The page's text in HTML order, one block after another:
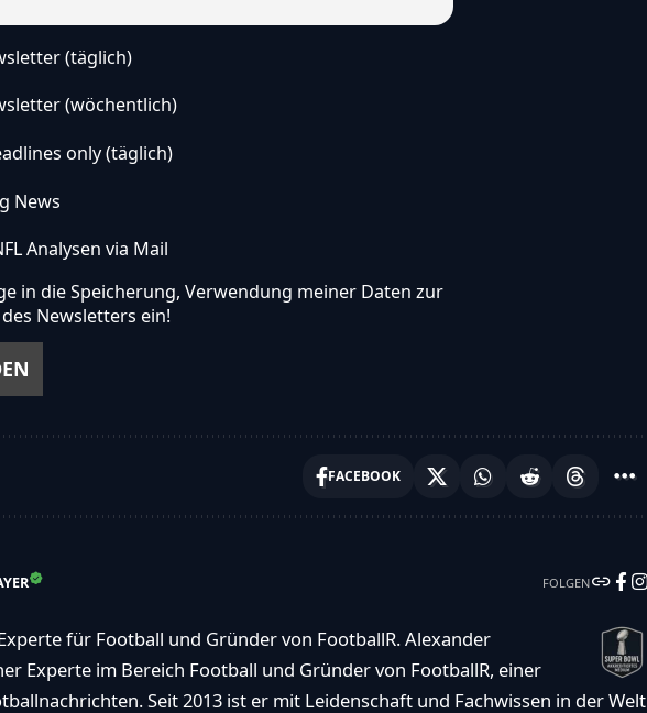
(täglich)
(wöchentlich)
only (täglich)
News
Analysen via Mail
in die Speicherung, Verwendung meiner Daten zur
Newsletters ein!
FACEBOOK
FOLGEN
für Football und Gründer von FootballR. Alexander
Experte im Bereich Football und Gründer von FootballR, einer
Seit 2013 ist er mit Leidenschaft und Fachwissen in der Welt